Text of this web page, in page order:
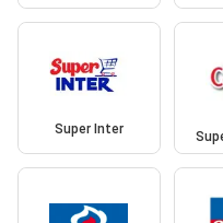
Super Inter